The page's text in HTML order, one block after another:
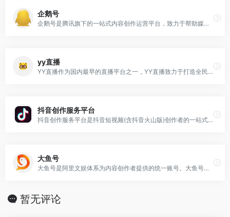
企鹅号
企鹅号是腾讯旗下的一站式内容创作运营平台，致力于帮助媒体、自媒体、企业、机构获得更多曝光与关注，持续扩大品牌影响力和商业变现能力，内容创作者可以在企鹅号自媒体平台
yy直播
YY直播作为国内最早的直播平台之一，YY直播致力于打造全民娱乐的互动直播平台，以多样的美女互动、优质的直播内容、极致的互动体验，满足用户音乐、舞蹈、户外等直播及绝
抖音创作服务平台
抖音创作服务平台是抖音短视频(含抖音火山版)创作者的一站式服务平台,致力于助力创作者高效运营。如果想要创作抖音作品，可以进入到抖音创作中服务中心，将作品发布出去
大鱼号
大鱼号是阿里文娱体系为内容创作者提供的统一账号。大鱼号官网实现了阿里文娱体系一点接入，多点分发。可分发到UC优酷、土豆…大鱼号自媒体平台支持带入变量,内容灵活
暂无评论